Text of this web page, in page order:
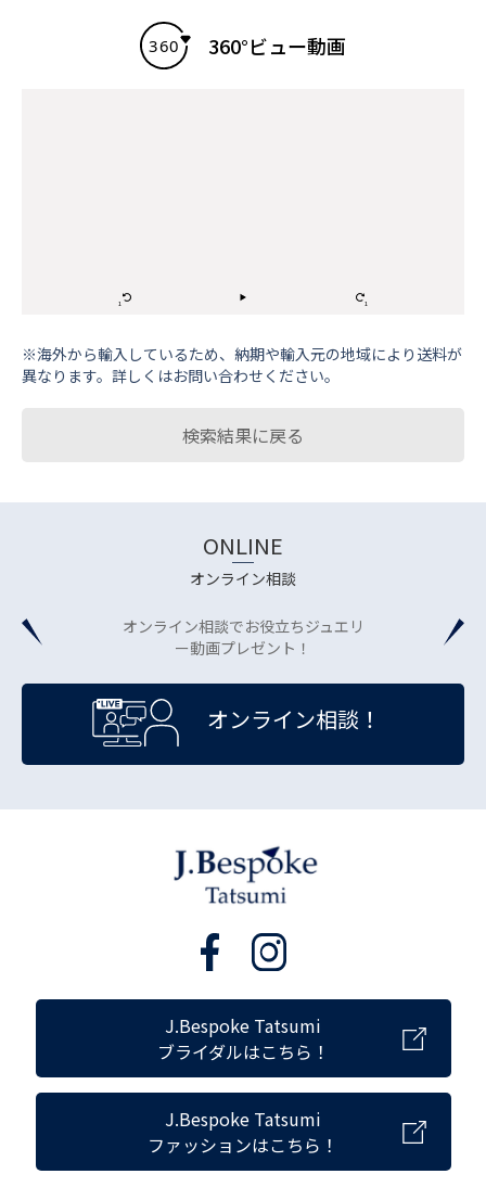
360°ビュー動画
※海外から輸⼊しているため、納期や輸⼊元の地域により送料が
異なります。詳しくはお問い合わせください。
検索結果に戻る
ONLINE
オンライン相談
オンライン相談でお役立ちジュエリ
ー動画プレゼント！
オンライン相談！
J.Bespoke Tatsumi
ブライダルはこちら！
J.Bespoke Tatsumi
ファッションはこちら！